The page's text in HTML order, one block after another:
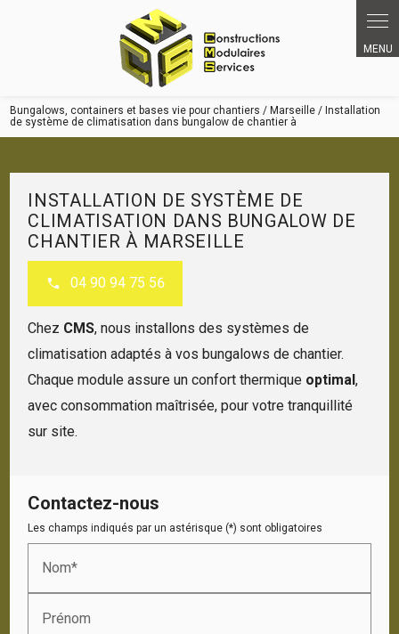
Bungalows, containers et bases vie pour chantiers / Marseille / Installation
de système de climatisation dans bungalow de chantier à
INSTALLATION DE SYSTÈME DE
CLIMATISATION DANS BUNGALOW DE
CHANTIER À MARSEILLE
04 90 94 75 56
Chez CMS, nous installons des systèmes de
climatisation adaptés à vos bungalows de chantier.
Chaque module assure un confort thermique optimal,
avec consommation maîtrisée, pour votre tranquillité
sur site.
Contactez-nous
Les champs indiqués par un astérisque (*) sont obligatoires
Nom*
Prénom